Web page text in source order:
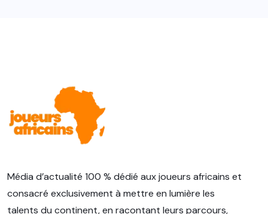
Média d’actualité 100 % dédié aux joueurs africains et
consacré exclusivement à mettre en lumière les
talents du continent, en racontant leurs parcours,